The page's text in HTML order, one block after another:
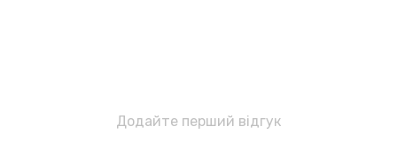
Додайте перший відгук